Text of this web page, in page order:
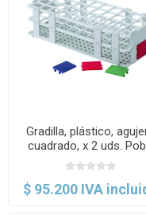
Gradilla, plástico,
cuadrado, x 2 uds.
$ 95.200 IVA